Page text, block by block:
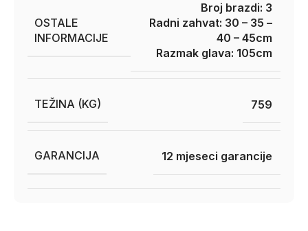
OSTALE
INFORMACIJE
Broj brazdi: 3
Radni zahvat: 30 – 35 –
40 – 45cm
Razmak glava: 105cm
TEŽINA (KG) 759
GARANCIJA 12 mjeseci garancije